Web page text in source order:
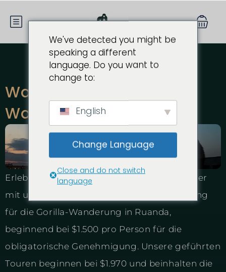
Was kostet eine Gorilla-
Wanderung in Ruanda?
Erleben Sie das ultimative Wildlife-Abenteuer
mit unserer transparenten Kostenaufstellung
für die Gorilla-Wanderung in Ruanda,
beginnend bei $1.500 pro Person für die
obligatorische Genehmigung. Unsere geführten
Touren beginnen bei $1.970 und beinhalten die
We've detected you might be
speaking a different
language. Do you want to
change to:
English
Change Language
Close and do not switch
language